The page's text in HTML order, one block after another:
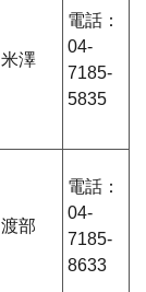
米澤
電話：
04-
7185-
5835
渡部
電話：
04-
7185-
8633